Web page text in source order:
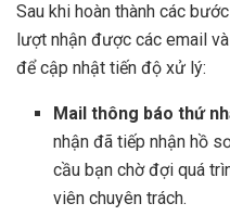
Sau khi hoàn thành các
lượt nhận được các email
để cập nhật tiến độ xử lý:
Mail thông báo thứ
nhận đã tiếp nhận hồ
cầu bạn chờ đợi quá
viên chuyên trách.